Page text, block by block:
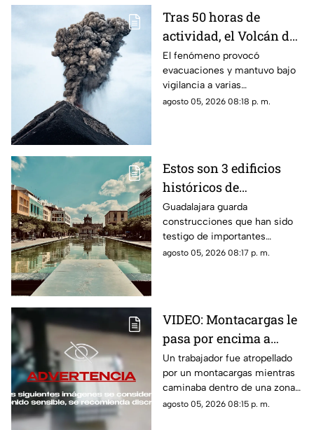
Tras 50 horas de
actividad, el Volcán de
Fuego se calma, pero la
alerta continúa
El fenómeno provocó
evacuaciones y mantuvo bajo
vigilancia a varias
comunidades por el riesgo de
agosto 05, 2026 08:18 p. m.
Estos son 3 edificios
históricos de
Guadalajara que tienes
que conocer al menos
una vez
Guadalajara guarda
construcciones que han sido
testigo de importantes
momentos de la historia de la
agosto 05, 2026 08:17 p. m.
VIDEO: Montacargas le
pasa por encima a
trabajador dentro de
una bodega
Un trabajador fue atropellado
por un montacargas mientras
caminaba dentro de una zona
de trabajo; cámaras de
agosto 05, 2026 08:15 p. m.